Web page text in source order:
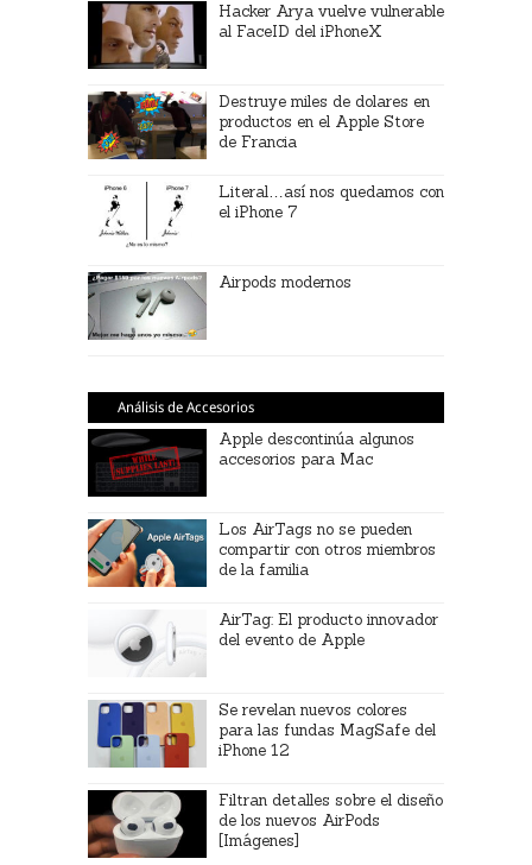
Hacker Arya vuelve vulnerable
al FaceID del iPhoneX
Destruye miles de dolares en
productos en el Apple Store
de Francia
Literal…así nos quedamos con
el iPhone 7
Airpods modernos
Análisis de Accesorios
Apple descontinúa algunos
accesorios para Mac
Los AirTags no se pueden
compartir con otros miembros
de la familia
AirTag: El producto innovador
del evento de Apple
Se revelan nuevos colores
para las fundas MagSafe del
iPhone 12
Filtran detalles sobre el diseño
de los nuevos AirPods
[Imágenes]